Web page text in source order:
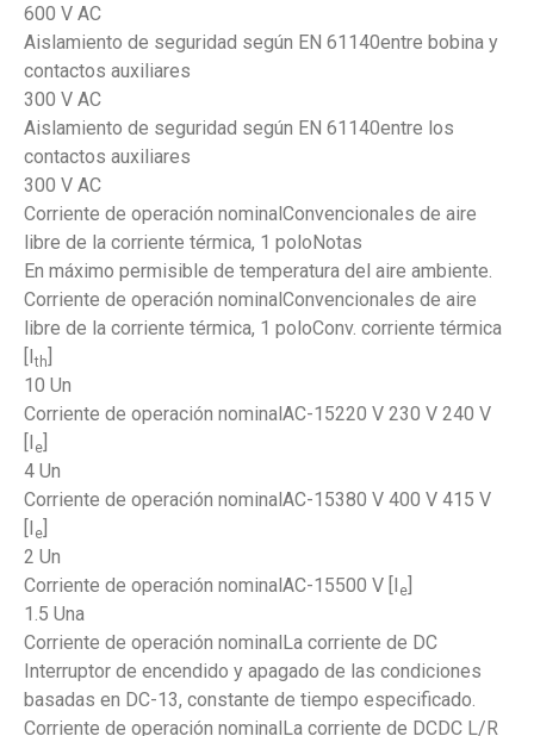
600 V AC
Aislamiento de seguridad según EN 61140entre bobina y
contactos auxiliares
300 V AC
Aislamiento de seguridad según EN 61140entre los
contactos auxiliares
300 V AC
Corriente de operación nominalConvencionales de aire
libre de la corriente térmica, 1 poloNotas
En máximo permisible de temperatura del aire ambiente.
Corriente de operación nominalConvencionales de aire
libre de la corriente térmica, 1 poloConv. corriente térmica
[Ith
10 Un
Corriente de operación nominalAC-15220 V 230 V 240 V
[I e
4 Un
Corriente de operación nominalAC-15380 V 400 V 415 V
[I e
2 Un
Corriente de operación nominalAC-15500 V [I e
1.5 Una
Corriente de operación nominalLa corriente de DC
Interruptor de encendido y apagado de las condiciones
basadas en DC-13, constante de tiempo especificado.
Corriente de operación nominalLa corriente de DCDC L/R